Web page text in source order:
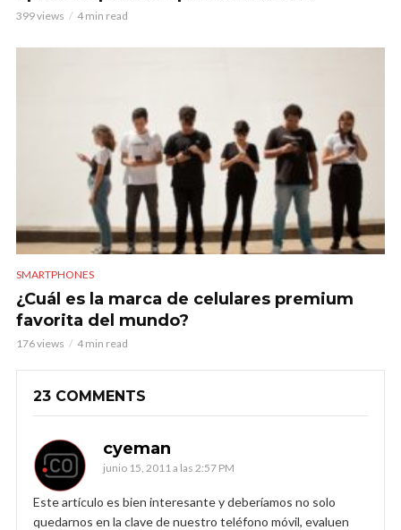
399 views 4 min read
SMARTPHONES
¿Cuál es la marca de celulares premium
favorita del mundo?
176 views 4 min read
23 COMMENTS
cyeman
junio 15, 2011 a las 2:57 PM
Este artículo es bien interesante y deberíamos no solo
quedarnos en la clave de nuestro teléfono móvil, evaluen